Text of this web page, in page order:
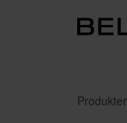
Produkter